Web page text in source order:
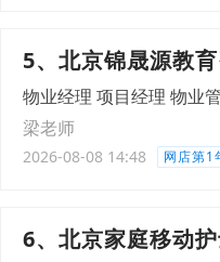
5、北京锦晟源教
物业经理 项目经理 物业
梁老师
2026-08-08 14:48 网店第1
6、北京家庭移动